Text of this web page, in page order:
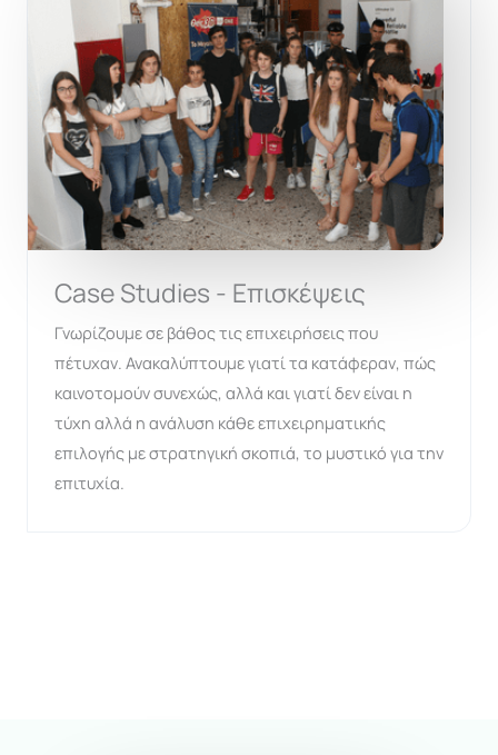
Case Studies - Επισκέψεις
Γνωρίζουμε σε βάθος τις επιχειρήσεις που
πέτυχαν. Ανακαλύπτουμε γιατί τα κατάφεραν, πώς
καινοτομούν συνεχώς, αλλά και γιατί δεν είναι η
τύχη αλλά η ανάλυση κάθε επιχειρηματικής
επιλογής με στρατηγική σκοπιά, το μυστικό για την
επιτυχία.